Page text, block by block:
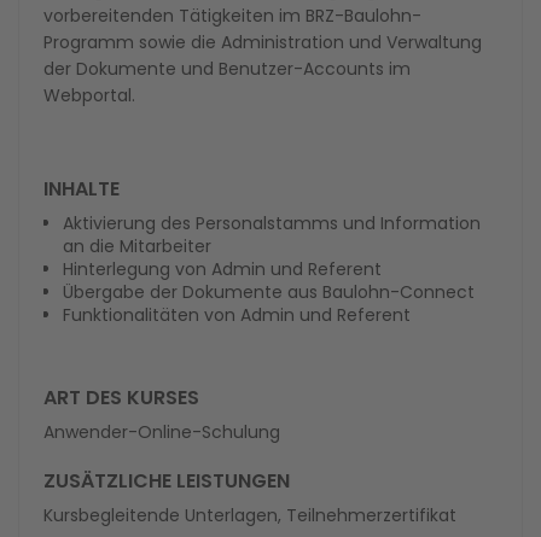
vorbereitenden Tätigkeiten im BRZ-Baulohn-
Programm sowie die Administration und Verwaltung
der Dokumente und Benutzer-Accounts im
Webportal.
INHALTE
Aktivierung des Personalstamms und Information
an die Mitarbeiter
Hinterlegung von Admin und Referent
Übergabe der Dokumente aus Baulohn-Connect
Funktionalitäten von Admin und Referent
ART DES KURSES
Anwender-Online-Schulung
ZUSÄTZLICHE LEISTUNGEN
Kursbegleitende Unterlagen, Teilnehmerzertifikat